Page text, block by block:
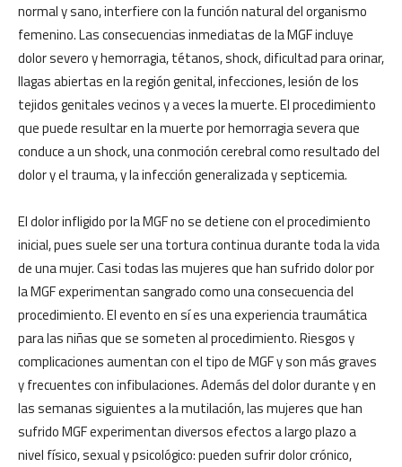
normal y sano, interfiere con la función natural del organismo
femenino. Las consecuencias inmediatas de la MGF incluye
dolor severo y hemorragia, tétanos, shock, dificultad para orinar,
llagas abiertas en la región genital, infecciones, lesión de los
tejidos genitales vecinos y a veces la muerte. El procedimiento
que puede resultar en la muerte por hemorragia severa que
conduce a un shock, una conmoción cerebral como resultado del
dolor y el trauma, y la infección generalizada y septicemia.
El dolor infligido por la MGF no se detiene con el procedimiento
inicial, pues suele ser una tortura continua durante toda la vida
de una mujer. Casi todas las mujeres que han sufrido dolor por
la MGF experimentan sangrado como una consecuencia del
procedimiento. El evento en sí es una experiencia traumática
para las niñas que se someten al procedimiento. Riesgos y
complicaciones aumentan con el tipo de MGF y son más graves
y frecuentes con infibulaciones. Además del dolor durante y en
las semanas siguientes a la mutilación, las mujeres que han
sufrido MGF experimentan diversos efectos a largo plazo a
nivel físico, sexual y psicológico: pueden sufrir dolor crónico,